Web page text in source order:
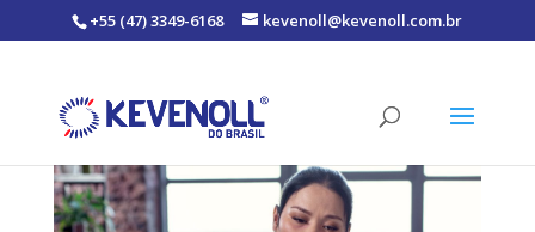
+55 (47) 3349-6168 kevenoll@kevenoll.com.br